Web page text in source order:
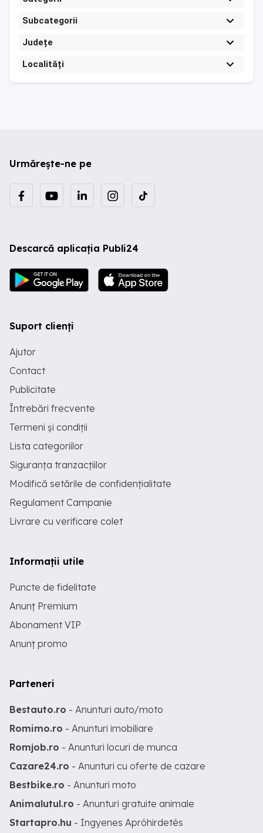
Subcategorii
Județe
Localități
Urmărește-ne pe
Descarcă aplicația Publi24
Suport clienți
Ajutor
Contact
Publicitate
Întrebări frecvente
Termeni și condiții
Lista categoriilor
Siguranța tranzacțiilor
Modifică setările de confidențialitate
Regulament Campanie
Livrare cu verificare colet
Informații utile
Puncte de fidelitate
Anunț Premium
Abonament VIP
Anunț promo
Parteneri
Bestauto.ro - Anunturi auto/moto
Romimo.ro - Anunturi imobiliare
Romjob.ro - Anunturi locuri de munca
Cazare24.ro - Anunturi cu oferte de cazare
Bestbike.ro - Anunturi moto
Animalutul.ro - Anunturi gratuite animale
Startapro.hu - Ingyenes Apróhirdetés